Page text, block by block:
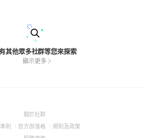
其他眾多社群等您來探索
顯示更多
關於社群(Open
則
(Open
官方部落格
(Open
規則及政策(Open